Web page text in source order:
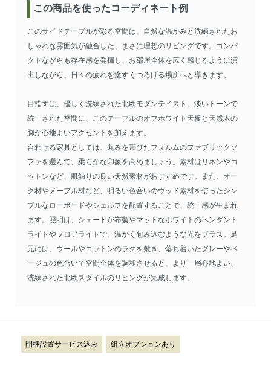
この商品を使ったコーディネート例
このサイドテーブルが彩る空間は、自然な温かみと洗練されたお
しゃれな雰囲気が融合した、まさに理想のリビングです。コンパ
クトながらも存在感を発揮し、お部屋全体を広く感じるように演
出しながら、日々の疲れを癒すくつろげる場所へと導きます。
目指すは、優しく洗練された北欧モダンテイスト。淡いトーンで
統一された空間に、このテーブルのオフホワイト天板と天然木の
脚が心地よいアクセントを加えます。
合わせる家具としては、丸みを帯びたフォルムのファブリックソ
ファを選んで、柔らかな印象を高めましょう。素材はリネンやコ
ットンなど、肌触りの良い天然素材がおすすめです。また、オー
ク材やメープル材など、明るい色合いのウッド素材を使ったシン
プルなローボードやシェルフを配置することで、統一感が生まれ
ます。照明は、シェードが布製やマットなホワイトのペンダント
ライトやフロアライトで、温かく包み込むような光をプラス。足
元には、ウールやコットンのラグを敷き、落ち着いたグレーやベ
ージュの色合いで空間全体を調和させると、より一層心地よい、
洗練された北欧スタイルのリビングが完成します。
開梱設置サービス込み 組立オプションあり